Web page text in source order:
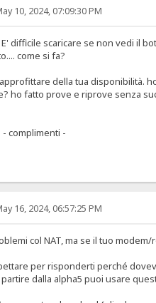
10, 2024, 07:09:30 PM
difficile scaricare se non vedi il
come si fa?
della tua disponibilità.
ho fatto prove e riprove senza
complimenti -
16, 2024, 06:57:25 PM
col NAT, ma se il tuo
per risponderti perché
partire dalla alpha5 puoi usare